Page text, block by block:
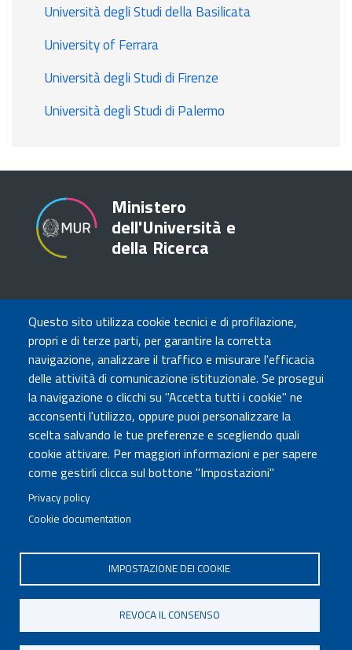
Questo sito utilizza cookie tecnici e di profilazione,
propri e di terze parti, per garantire la corretta
navigazione, analizzare il traffico e misurare l'efficacia
delle attività di comunicazione istituzionale. Se prosegui
la navigazione o clicchi su "Accetta tutti i cookie" ne
acconsenti l'utilizzo, oppure puoi personalizzare la
scelta salvando le tue preferenze e scegliendo quali
cookie attivare. Per maggiori informazioni e per sapere
come gestirli clicca sul bottone "Impostazioni"
Privacy policy
Cookie documentation
IMPOSTAZIONE DEI COOKIE
REVOCA IL CONSENSO
Università degli Studi della Basilicata
University of Ferrara
Università degli Studi di Firenze
Università degli Studi di Palermo
Ministero
dell'Università e
della Ricerca
TRASPARENZA
Amministrazione Trasparente
Atti di notifica
Albo online
Concorsi
COMUNICA CON NOI
Urp
Posta elettronica certificata
Sedi e contatti
Governo Italiano
Tutti i diritti riservati © 2020
MENU
Mappa del sito